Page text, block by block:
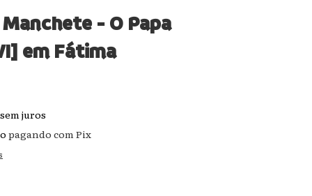
- O Papa
em Fátima
sem juros
pagando com Pix